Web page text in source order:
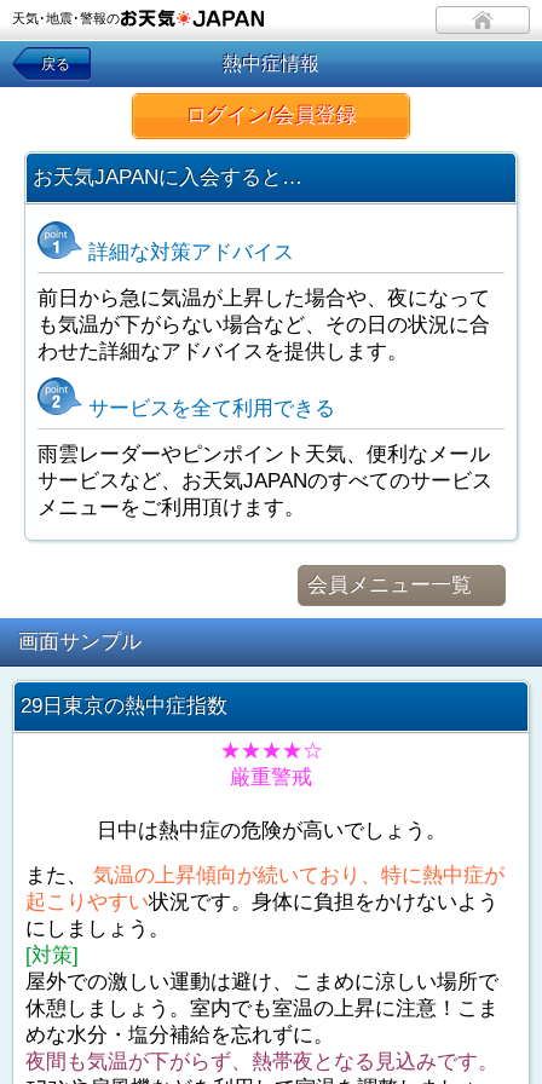
天気･地震･警報の
戻る 熱中症情報
ログイン/会員登録
お天気JAPANに入会すると…
詳細な対策アドバイス
前日から急に気温が上昇した場合や、夜になって
も気温が下がらない場合など、その日の状況に合
わせた詳細なアドバイスを提供します。
サービスを全て利用できる
雨雲レーダーやピンポイント天気、便利なメール
サービスなど、お天気JAPANのすべてのサービス
メニューをご利用頂けます。
会員メニュー一覧
画面サンプル
29日東京の熱中症指数
★★★★☆
厳重警戒
日中は熱中症の危険が高いでしょう。
また、 気温の上昇傾向が続いており、特に熱中症が
起こりやすい状況です。身体に負担をかけないよう
にしましょう。
[対策]
屋外での激しい運動は避け、こまめに涼しい場所で
休憩しましょう。室内でも室温の上昇に注意！こま
めな水分・塩分補給を忘れずに。
夜間も気温が下がらず、熱帯夜となる見込みです。